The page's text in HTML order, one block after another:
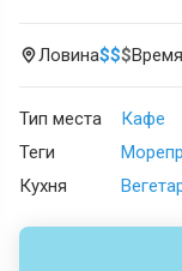
Ловина$$$
Тип места
Кафе
Теги
Кухня